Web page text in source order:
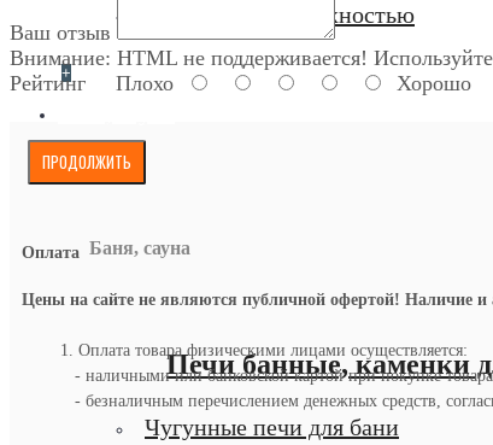
С варочной поверхностью
+
Баня, сауна
Печи банные, каменки
Чугунные печи для бани
Ваш отзыв
Внимание: HTML не поддерживается!
Рейтинг Плохо Хорошо
ПРОДОЛЖИТЬ
Оплата
Цены на сайте не являются публичной офертой! Наличие и
1. Оплата товара физическими лицами осуществляется:
- наличными или банковской картой при покупке товара
- безналичным перечислением денежных средств,